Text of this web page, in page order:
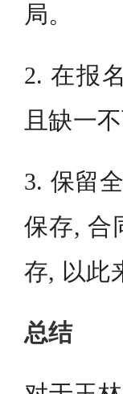
局。
2. 在报
且缺一
3. 保留
保存, 合
存, 以此
总结